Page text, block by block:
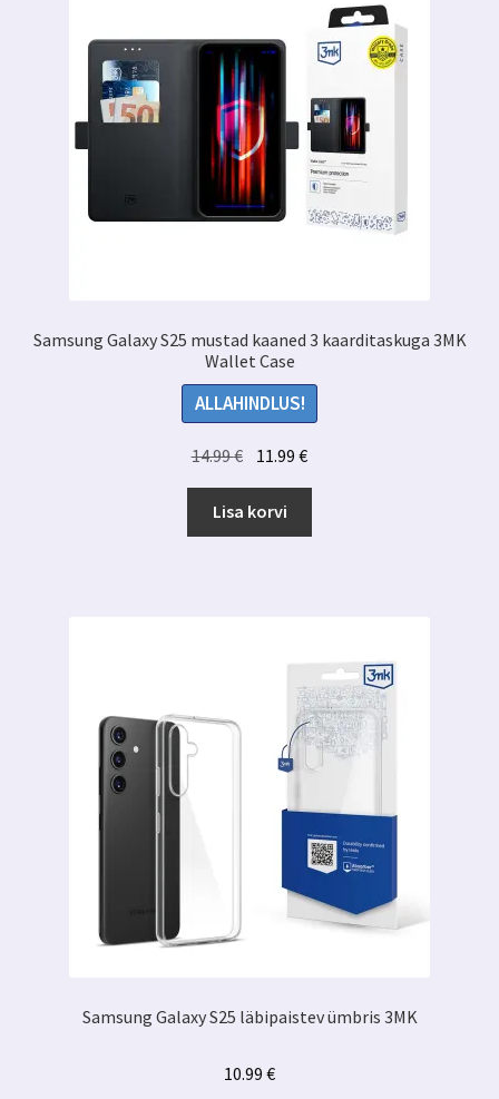
Samsung Galaxy S25 mustad kaaned 3 kaarditaskuga 3MK
Wallet Case
ALLAHINDLUS!
14.99€ Algne
oli:
14.99 €.
11.99€Praegune
11.99 €.
Lisa korvi
Samsung Galaxy S25 läbipaistev ümbris 3MK
10.99 €